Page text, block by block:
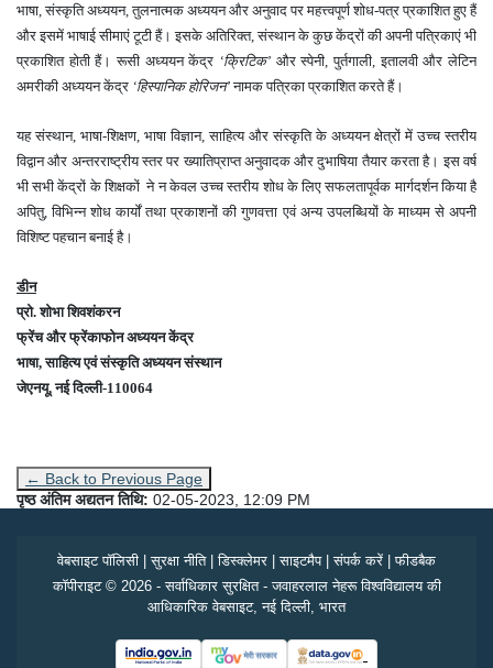
भाषा ,संस्कृति अध्ययन,तुलनात्मक अध्ययन और अनुवाद पर महत्त्वपूर्ण शोध-पत्र प्रकाशित हुए हैं
और इसमें भाषाई सीमाएं टूटी हैं। इसके अतिरिक्त,संस्थान के कुछ केंद्रों की अपनी पत्रिकाएं भी
प्रकाशित होती हैं। रूसी अध्ययन केंद्र ‘क्रिटिक’ और स्पेनी ,पुर्तगाली ,इतालवी और लेटिन
अमरीकी अध्ययन केंद्र ‘हिस्पानिक होरिजन’ नामक पत्रिका प्रकाशित करते हैं।
यह संस्थान, भाषा-शिक्षण भाषा विज्ञान,साहित्य और संस्कृति के अध्ययन क्षेत्रों में उच्च स्तरीय
विद्वान और अन्तरराष्ट्रीय स्तर पर ख्यातिप्राप्त अनुवादक और दुभाषिया तैयार करता है। इस वर्ष
भी सभी केंद्रों के शिक्षकों ने न केवल उच्च स्तरीय शोध के लिए सफलतापूर्वक मार्गदर्शन किया है
अपितु, विभिन्न शोध कार्यों तथा प्रकाशनों की गुणवत्ता एवं अन्य उपलब्धियों के माध्यम से अपनी
विशिष्ट पहचान बनाई है।
डीन
प्रो. शोभा शिवशंकरन
फ्रेंच और फ्रेंकाफोन अध्ययन केंद्र
भाषा, साहित्य एवं संस्कृति अध्ययन संस्थान
जेएनयू, नई दिल्ली-110064
← Back to Previous Page
पृष्ठ अंतिम अद्यतन तिथि: 02-05-2023, 12:09 PM
वेबसाइट पॉलिसी |सुरक्षा नीति|डिस्क्लेमर |साइटमैप|संपर्क करें |फीडबैक
कॉपीराइट © 2026 - सर्वाधिकार सुरक्षित - जवाहरलाल नेहरू विश्वविद्यालय की
आधिकारिक वेबसाइट, नई दिल्ली, भारत